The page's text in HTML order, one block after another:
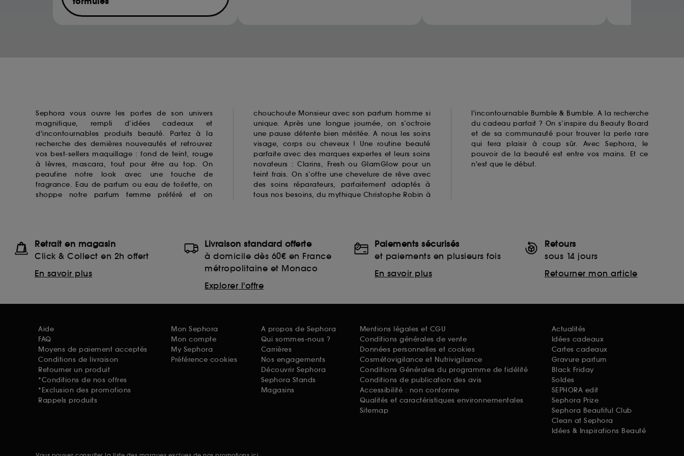
Sephora vous ouvre les portes de son univers
magnifique, rempli d’idées cadeaux et
d'incontournables produits beauté. Partez à la
recherche des dernières nouveautés et retrouvez
vos best-sellers maquillage : fond de teint, rouge
à lèvres, mascara, tout pour être au top. On
peaufine notre look avec une touche de
fragrance. Eau de parfum ou eau de toilette, on
shoppe notre parfum femme préféré et on
chouchoute Monsieur avec son parfum homme si
unique. Après une longue journée, on s’octroie
une pause détente bien méritée. A nous les soins
visage, corps ou cheveux ! Une routine beauté
parfaite avec des marques expertes et leurs soins
novateurs : Clarins, Fresh ou GlamGlow pour un
teint frais. On s’offre une chevelure de rêve avec
des soins réparateurs, parfaitement adaptés à
tous nos besoins, du mythique Christophe Robin à
l'incontournable Bumble & Bumble. A la recherche
du cadeau parfait ? On s’inspire du Beauty Board
et de sa communauté pour trouver la perle rare
qui fera plaisir à coup sûr. Avec Sephora, le
pouvoir de la beauté est entre vos mains. Et ce
n'est que le début.
Retrait en magasin
Click & Collect en 2h offert
En savoir plus
Livraison standard offerte
à domicile dès 60€ en France
métropolitaine et Monaco
Explorer l'offre
Paiements sécurisés
et paiements en plusieurs fois
En savoir plus
Retours
sous 14 jours
Retourner mon article
Aide
FAQ
Moyens de paiement acceptés
Conditions de livraison
Retourner un produit
*Conditions de nos offres
*Exclusion des promotions
Rappels produits
Mon Sephora
Mon compte
My Sephora
Préférence cookies
A propos de Sephora
Qui sommes-nous ?
Carrières
Nos engagements
Découvrir Sephora
Sephora Stands
Magasins
Mentions légales et CGU
Conditions générales de vente
Données personnelles et cookies
Cosmétovigilance et Nutrivigilance
Conditions Générales du programme de fidélité
Conditions de publication des avis
Accessibilité : non conforme
Qualités et caractéristiques environnementales
Sitemap
Actualités
Idées cadeaux
Cartes cadeaux
Gravure parfum
Black Friday
Soldes
SEPHORA edit
Sephora Prize
Sephora Beautiful Club
Clean at Sephora
Idées & Inspirations Beauté
de votre activité en ligne ou en magasin. Pour refuser tous les cookies, cliques sur "continuer sans accepter". Voous pouvez à tout moment choisir
de retirer votrte consentement. Si vous souhaitez obtenir plus d'information sur les cookies utilisés,